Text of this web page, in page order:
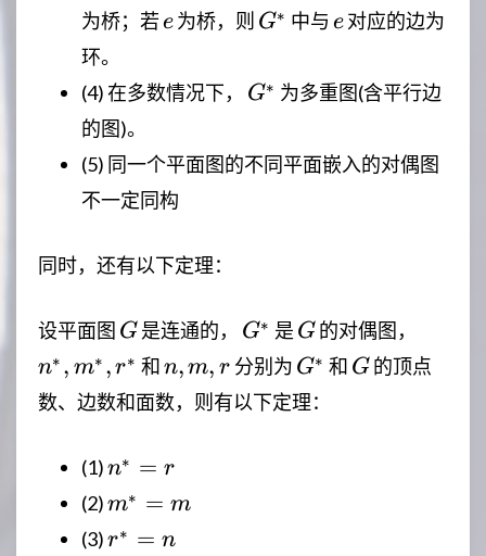
为桥；若e
e为桥，则 G^*
G∗ 中与 e
e对应的边为
环。
(4) 在多数情况下， G^*
G∗ 为多重图(含平行边
的图)。
(5) 同一个平面图的不同平面嵌入的对偶图
不一定同构
同时，还有以下定理：
设平面图 G
G 是连通的， G^*
G∗ 是 G
G 的对偶图，
n∗ , m∗ , r∗ 和n,m,r
n, m, r 分别为 G^*
G∗ 和 G
G的顶点
数、边数和面数，则有以下定理：
(1)n^*=r
n∗ = r
(2)m^*=m
m∗ = m
(3)r^*=n
r∗ = n